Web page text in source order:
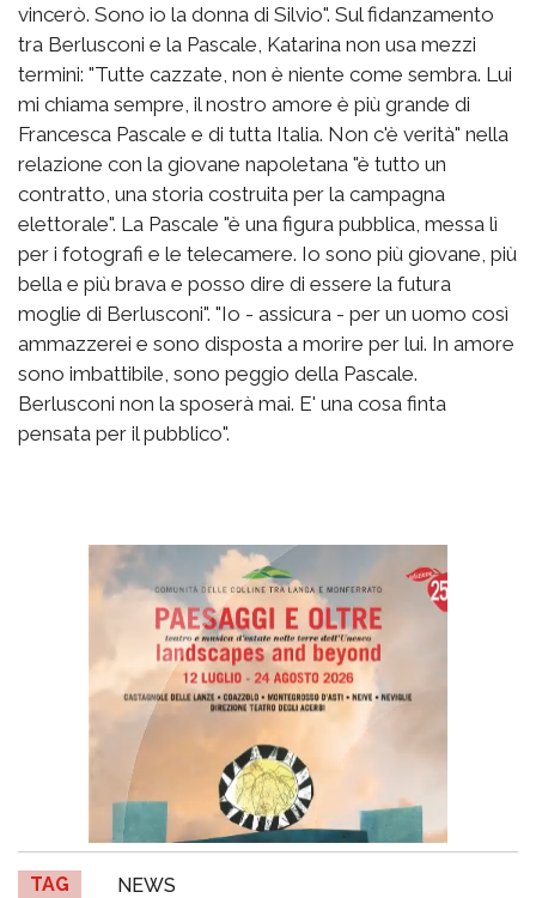
vincerò. Sono io la donna di Silvio". Sul fidanzamento
tra Berlusconi e la Pascale, Katarina non usa mezzi
termini: "Tutte cazzate, non è niente come sembra. Lui
mi chiama sempre, il nostro amore è più grande di
Francesca Pascale e di tutta Italia. Non c'è verità" nella
relazione con la giovane napoletana "è tutto un
contratto, una storia costruita per la campagna
elettorale". La Pascale "è una figura pubblica, messa lì
per i fotografi e le telecamere. Io sono più giovane, più
bella e più brava e posso dire di essere la futura
moglie di Berlusconi". "Io - assicura - per un uomo così
ammazzerei e sono disposta a morire per lui. In amore
sono imbattibile, sono peggio della Pascale.
Berlusconi non la sposerà mai. E' una cosa finta
pensata per il pubblico".
TAG NEWS